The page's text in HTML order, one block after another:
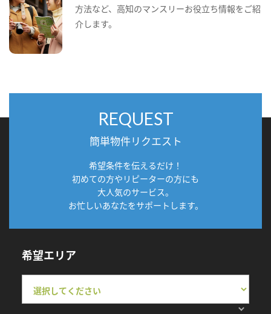
方法など、高知のマンスリーお役立ち情報をご紹
介します。
REQUEST
簡単物件リクエスト
希望条件を伝えるだけ！
初めての方やリピーターの方にも
大人気のサービス。
お忙しいあなたをサポートします。
希望エリア